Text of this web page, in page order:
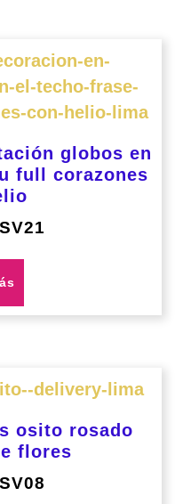
globos en
full corazones
osito rosado
flores